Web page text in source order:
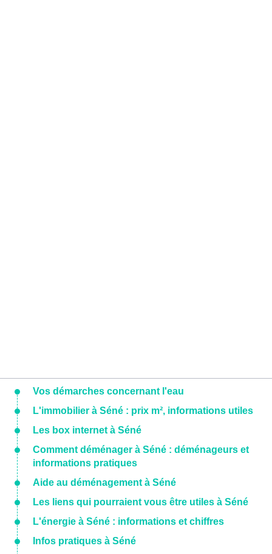
Vos démarches concernant l'eau
L'immobilier à Séné : prix m², informations utiles
Les box internet à Séné
Comment déménager à Séné : déménageurs et
informations pratiques
Aide au déménagement à Séné
Les liens qui pourraient vous être utiles à Séné
L'énergie à Séné : informations et chiffres
Infos pratiques à Séné